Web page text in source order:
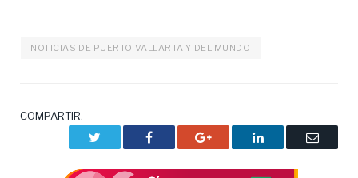
NOTICIAS DE PUERTO VALLARTA Y DEL MUNDO
COMPARTIR.
Facebook Google+ LinkedIn
Correo